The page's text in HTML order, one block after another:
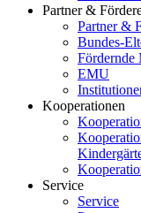
Partner &
Partner &
Bundes-
Fördernde
EMU
Kooperationen
Service
Service